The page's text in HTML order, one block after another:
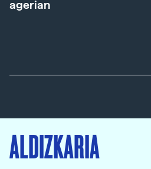
agerian
ALDIZKARIA